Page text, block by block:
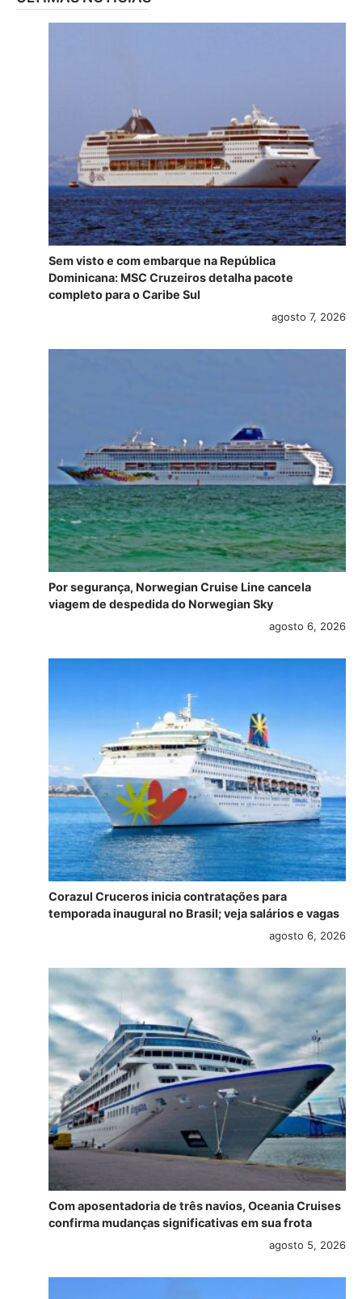
Sem visto e com embarque na República
Dominicana: MSC Cruzeiros detalha pacote
completo para o Caribe Sul
agosto 7, 2026
Por segurança, Norwegian Cruise Line cancela
viagem de despedida do Norwegian Sky
agosto 6, 2026
Corazul Cruceros inicia contratações para
temporada inaugural no Brasil; veja salários e vagas
agosto 6, 2026
Com aposentadoria de três navios, Oceania Cruises
confirma mudanças significativas em sua frota
agosto 5, 2026